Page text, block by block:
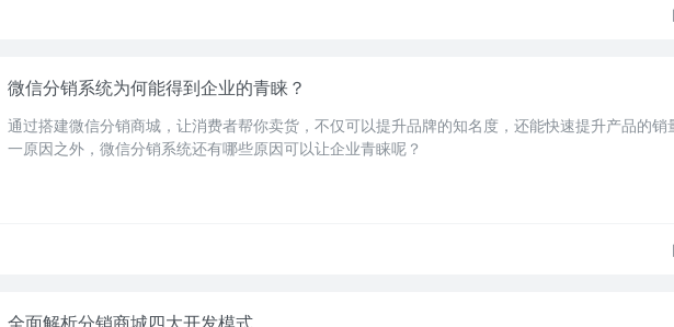
微信分销系统为何能得到企业的青睐？
通过搭建微信分销商城，让消费者帮你卖货，不仅可以提升品牌的知名度，还能快速提升产品的销
一原因之外，微信分销系统还有哪些原因可以让企业青睐呢？
全面解析分销商城四大开发模式